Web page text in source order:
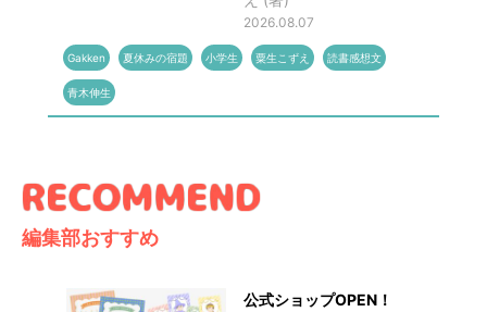
2026.08.07
Gakken 夏休みの宿題 小学生 粟生こずえ 読書感想文
青木伸生
編集部おすすめ
公式ショップOPEN！